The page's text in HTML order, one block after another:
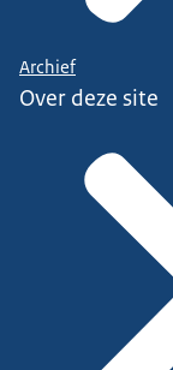
Archief
Over deze site